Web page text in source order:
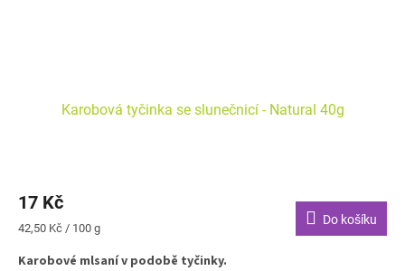
Karobová tyčinka se slunečnicí - Natural 40g
17 Kč
Měrná
42,50 Kč / 100 g
Do košíku
Karobové mlsaní v podobě tyčinky.